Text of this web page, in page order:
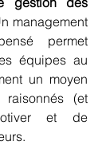
management
permet
équipes au
un moyen
(et
et de